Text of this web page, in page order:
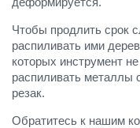
Чтобы продлить срок
распиливать ими
которых инструмент
распиливать металлы
резак.
Обратитесь к нашим